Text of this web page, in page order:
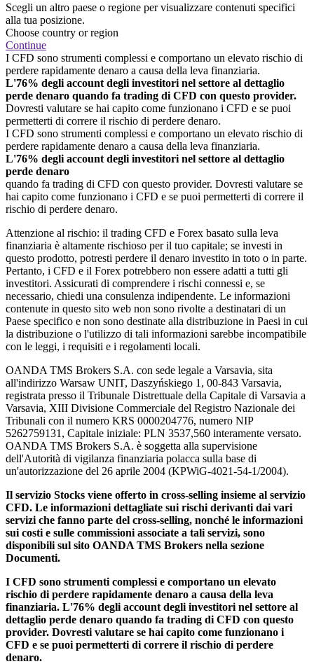
Scegli un altro paese o regione per visualizzare contenuti specifici
alla tua posizione.
Choose country or region
Continue
I CFD sono strumenti complessi e comportano un elevato rischio di
perdere rapidamente denaro a causa della leva finanziaria.
L'76% degli account degli investitori nel settore al dettaglio
perde denaro quando fa trading di CFD con questo provider.
Dovresti valutare se hai capito come funzionano i CFD e se puoi
permetterti di correre il rischio di perdere denaro.
I CFD sono strumenti complessi e comportano un elevato rischio di
perdere rapidamente denaro a causa della leva finanziaria.
L'76% degli account degli investitori nel settore al dettaglio
perde denaro
quando fa trading di CFD con questo provider. Dovresti valutare se
hai capito come funzionano i CFD e se puoi permetterti di correre il
rischio di perdere denaro.
Attenzione al rischio: il trading CFD e Forex basato sulla leva
finanziaria è altamente rischioso per il tuo capitale; se investi in
questo prodotto, potresti perdere il denaro investito in toto o in parte.
Pertanto, i CFD e il Forex potrebbero non essere adatti a tutti gli
investitori. Assicurati di comprendere i rischi connessi e, se
necessario, chiedi una consulenza indipendente. Le informazioni
contenute in questo sito web non sono rivolte a destinatari di un
Paese specifico e non sono destinate alla distribuzione in Paesi in cui
la distribuzione o l'utilizzo di tali informazioni sarebbe incompatibile
con le leggi, i requisiti e i regolamenti locali.
OANDA TMS Brokers S.A. con sede legale a Varsavia, sita
all'indirizzo Warsaw UNIT, Daszyńskiego 1, 00-843 Varsavia,
registrata presso il Tribunale Distrettuale della Capitale di Varsavia a
Varsavia, XIII Divisione Commerciale del Registro Nazionale dei
Tribunali con il numero KRS 0000204776, numero NIP
5262759131, Capitale iniziale: PLN 3537,560 interamente versato.
OANDA TMS Brokers S.A. è soggetta alla supervisione
dell'Autorità di vigilanza finanziaria polacca sulla base di
un'autorizzazione del 26 aprile 2004 (KPWiG-4021-54-1/2004).
Il servizio Stocks viene offerto in cross-selling insieme al servizio
CFD. Le informazioni dettagliate sui rischi derivanti dai vari
servizi che fanno parte del cross-selling, nonché le informazioni
sui costi e sulle commissioni associate a tali servizi, sono
disponibili sul sito OANDA TMS Brokers nella sezione
Documenti.
I CFD sono strumenti complessi e comportano un elevato
rischio di perdere rapidamente denaro a causa della leva
finanziaria. L'76% degli account degli investitori nel settore al
dettaglio perde denaro quando fa trading di CFD con questo
provider. Dovresti valutare se hai capito come funzionano i
CFD e se puoi permetterti di correre il rischio di perdere
denaro.